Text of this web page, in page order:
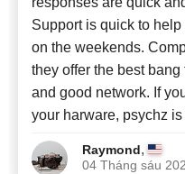
Support is quick to
on the weekends.
they offer the best
and good network. If
your harware, psychz
Raymond,
04 Tháng sáu